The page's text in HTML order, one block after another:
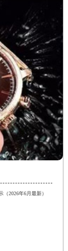
2026年6月最新）